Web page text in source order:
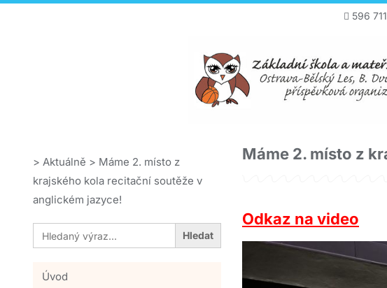
596
> Aktuálně > Máme 2. místo z
krajského kola recitační soutěže v
anglickém jazyce!
Search
for:
Úvod
Máme 2. místo z
Odkaz na video